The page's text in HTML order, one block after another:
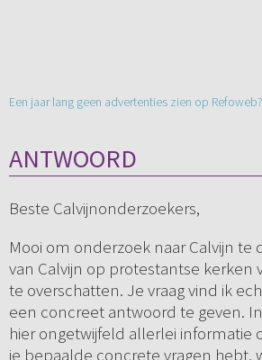
Een jaar lang geen advertenties zien op Refoweb?
ANTWOORD
Beste Calvijnonderzoekers,
Mooi om onderzoek naar Calvijn te
van Calvijn op protestantse kerken
te overschatten. Je vraag vind ik
een concreet antwoord te geven.
hier ongetwijfeld allerlei informatie
je bepaalde concrete vragen hebt,